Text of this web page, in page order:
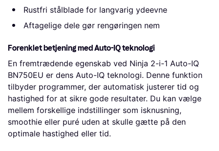
Rustfri stålblade for langvarig ydeevne
Aftagelige dele gør rengøringen nem
Forenklet betjening med Auto-IQ teknologi
En fremtrædende egenskab ved Ninja 2-i-1 Auto-IQ
BN750EU er dens Auto-IQ teknologi. Denne funktion
tilbyder programmer, der automatisk justerer tid og
hastighed for at sikre gode resultater. Du kan vælge
mellem forskellige indstillinger som isknusning,
smoothie eller puré uden at skulle gætte på den
optimale hastighed eller tid.